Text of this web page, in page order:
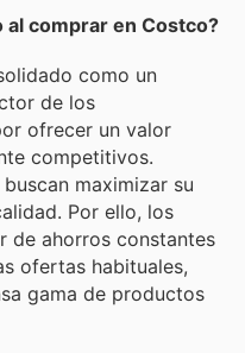
comprar en Costco?
como un
de los
ofrecer un valor
competitivos.
maximizar su
Por ello, los
de ahorros constantes
ofertas habituales,
gama de productos